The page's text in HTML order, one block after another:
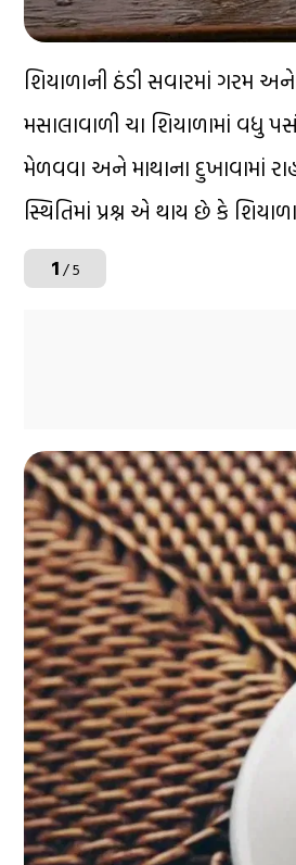
શિયાળાની ઠંડી સવારમાં
મસાલાવાળી ચા શિયાળામાં વધુ
મેળવવા અને માથાના
સ્થિતિમાં પ્રશ્ન એ થાય છે કે
1/ 5